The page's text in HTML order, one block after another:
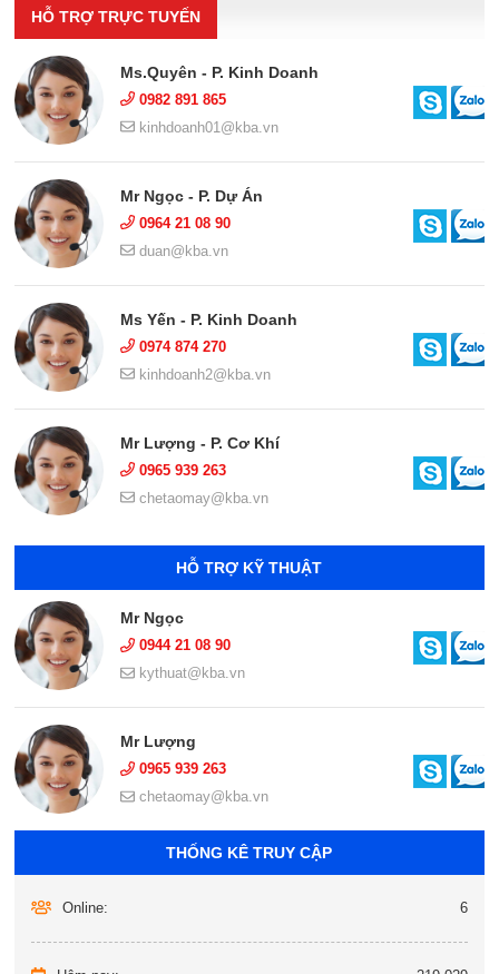
HỖ TRỢ TRỰC TUYẾN
Ms.Quyên - P. Kinh Doanh
0982 891 865
kinhdoanh01@kba.vn
Mr Ngọc - P. Dự Án
0964 21 08 90
duan@kba.vn
Ms Yến - P. Kinh Doanh
0974 874 270
kinhdoanh2@kba.vn
Mr Lượng - P. Cơ Khí
0965 939 263
chetaomay@kba.vn
HỖ TRỢ KỸ THUẬT
Mr Ngọc
0944 21 08 90
kythuat@kba.vn
Mr Lượng
0965 939 263
chetaomay@kba.vn
THỐNG KÊ TRUY CẬP
Online: 6